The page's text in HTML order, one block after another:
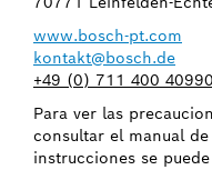
www.bosch-pt.com
kontakt@bosch.de
+49 (0) 711 400 40990
Para ver las
consultar el manual
instrucciones se